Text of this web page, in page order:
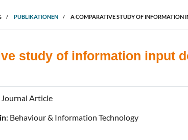
/ PUBLIKATIONEN / A COMPARATIVE STUDY OF INFORMATION
study of information input
Journal Article
: Behaviour & Information Technology